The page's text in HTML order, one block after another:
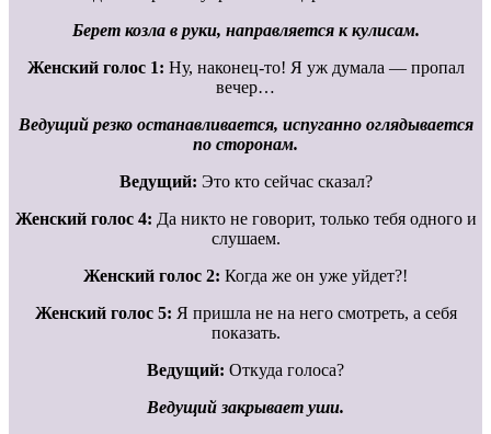
Берет козла в руки, направляется к кулисам.
Женский голос 1: Ну, наконец-то! Я уж думала — пропал
вечер…
Ведущий резко останавливается, испуганно оглядывается
по сторонам.
Ведущий: Это кто сейчас сказал?
Женский голос 4: Да никто не говорит, только тебя одного и
слушаем.
Женский голос 2: Когда же он уже уйдет?!
Женский голос 5: Я пришла не на него смотреть, а себя
показать.
Ведущий: Откуда голоса?
Ведущий закрывает уши.